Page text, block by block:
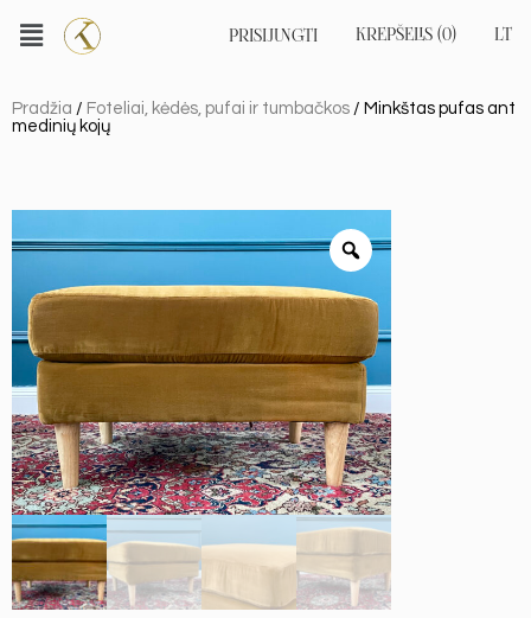
LT
KREPŠELIS (0)
PRISIJUNGTI
Pradžia / Foteliai, kėdės, pufai ir tumbačkos / Minkštas pufas ant
medinių kojų